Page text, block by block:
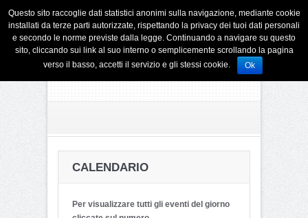
CALENDARIO
Per visualizzare tutti gli eventi del giorno
Questo sito raccoglie dati statistici anonimi sulla navigazione, mediante cookie
installati da terze parti autorizzate, rispettando la privacy dei tuoi dati personali
e secondo le norme previste dalla legge. Continuando a navigare su questo
sito, cliccando sui link al suo interno o semplicemente scrollando la pagina
verso il basso, accetti il servizio e gli stessi cookie.
Ok